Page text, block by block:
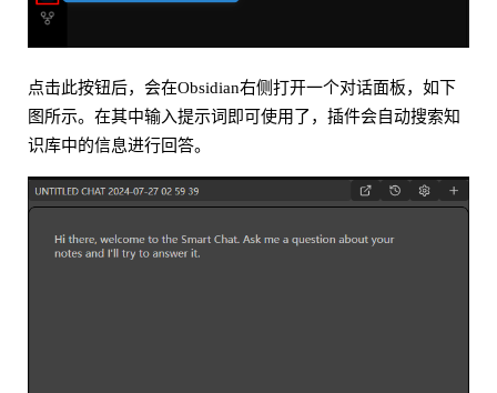
点击此按钮后，会在Obsidian右侧打开一个对话面板，如下
图所示。在其中输入提示词即可使用了，插件会自动搜索知
识库中的信息进行回答。